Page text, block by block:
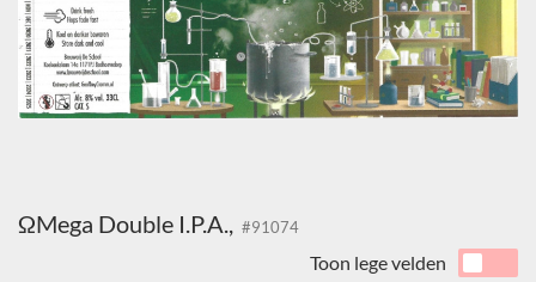
ΩMega Double I.P.A., #91074
Toon lege velden